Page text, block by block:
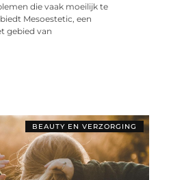
die vaak moeilijk te
Mesoestetic, een
gebied van
BEAUTY EN VERZORGING